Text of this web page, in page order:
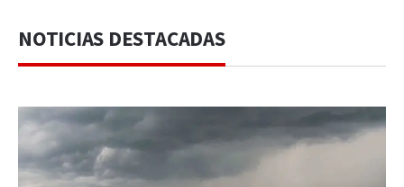
NOTICIAS DESTACADAS